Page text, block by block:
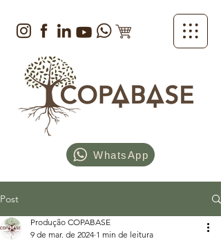
WhatsApp
Post
Produção COPABASE
9 de mar. de 2024 1 min de leitura